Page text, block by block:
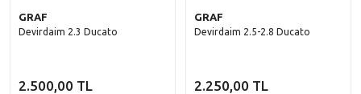
GRAF
Devirdaim 2.3 Ducato
2.500,00 TL
GRAF
Devirdaim 2.5-2.8 Ducato
2.250,00 TL